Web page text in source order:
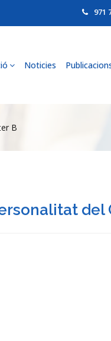
971
Noticies
B
del